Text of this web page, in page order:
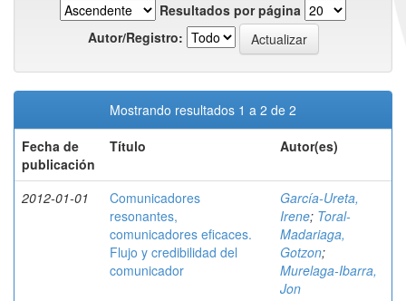
Resultados por página
Autor/Registro:
Mostrando resultados 1 a 2 de 2
Fecha de
publicación
Título Autor(es)
2012-01-01
Comunicadores
resonantes,
comunicadores eficaces.
Flujo y credibilidad del
comunicador
García-Ureta,
Irene; Toral-
Madariaga,
Gotzon;
Murelaga-Ibarra,
Jon